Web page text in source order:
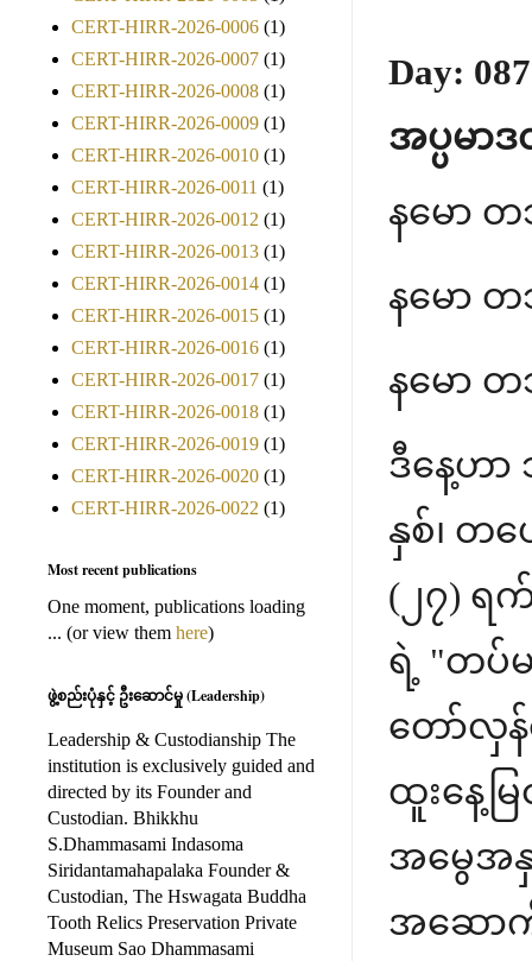
Day:
အပ္ပမာဒ
နမော
နမော
နမော
ဒီနေ့ဟာ
နှစ်၊ တပ
(၂၇) ရက်
ရဲ့ "တပ်မ
တော်လှန်
ထူးနေ့မ
အမွေအနှ
အဆောက်
CERT-HIRR-2026-0006 (1)
CERT-HIRR-2026-0007 (1)
CERT-HIRR-2026-0008 (1)
CERT-HIRR-2026-0009 (1)
CERT-HIRR-2026-0010 (1)
CERT-HIRR-2026-0011 (1)
CERT-HIRR-2026-0012 (1)
CERT-HIRR-2026-0013 (1)
CERT-HIRR-2026-0014 (1)
CERT-HIRR-2026-0015 (1)
CERT-HIRR-2026-0016 (1)
CERT-HIRR-2026-0017 (1)
CERT-HIRR-2026-0018 (1)
CERT-HIRR-2026-0019 (1)
CERT-HIRR-2026-0020 (1)
CERT-HIRR-2026-0022 (1)
Most recent publications
One moment, publications loading
... (or view them here)
ဖွဲ့စည်းပုံနှင့် ဦးဆောင်မှု (Leadership)
Leadership & Custodianship The
institution is exclusively guided and
directed by its Founder and
Custodian. Bhikkhu
S.Dhammasami Indasoma
Siridantamahapalaka Founder &
Custodian, The Hswagata Buddha
Tooth Relics Preservation Private
Museum Sao Dhammasami